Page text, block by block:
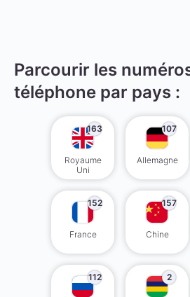
Parcourir les
téléphone par pays :
163
Royaume
Uni
107
Allemagne
152
France
157
Chine
112 2